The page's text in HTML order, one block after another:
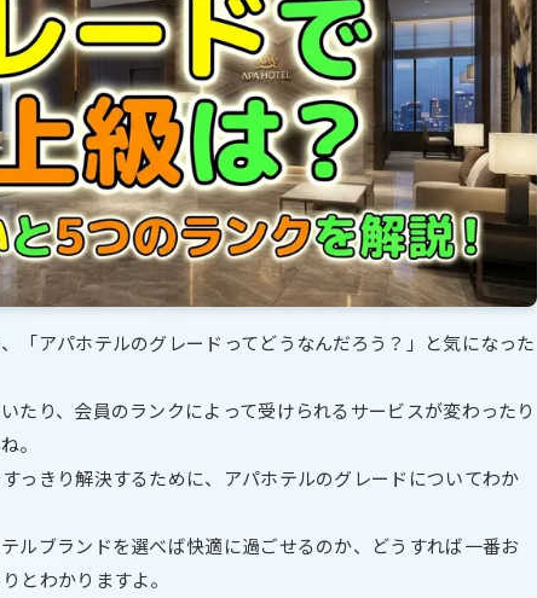
「アパホテルのグレードってどうなんだろう？」と気になった
たり、会員のランクによって受けられるサービスが変わったり
。
っきり解決するために、アパホテルのグレードについてわか
ルブランドを選べば快適に過ごせるのか、どうすれば一番お
とわかりますよ。